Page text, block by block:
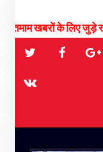
जुड़े रहिये हमसे...